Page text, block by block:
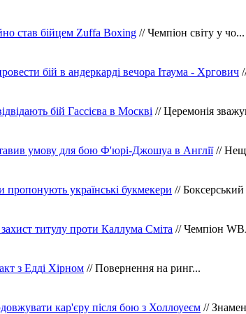
став бійцем Zuffa Boxing // Чемпіон світу у чо...
бій в андеркарді вечора Ітаума - Хргович
бій Гассієва в Москві // Церемонія
умову для бою Ф'юрі-Джошуа в Англії//
пропонують українські букмекери //
титулу проти Каллума Сміта // Чемпіон
з Едді Хірном // Повернення на ринг...
кар'єру після бою з Холлоуеєм //